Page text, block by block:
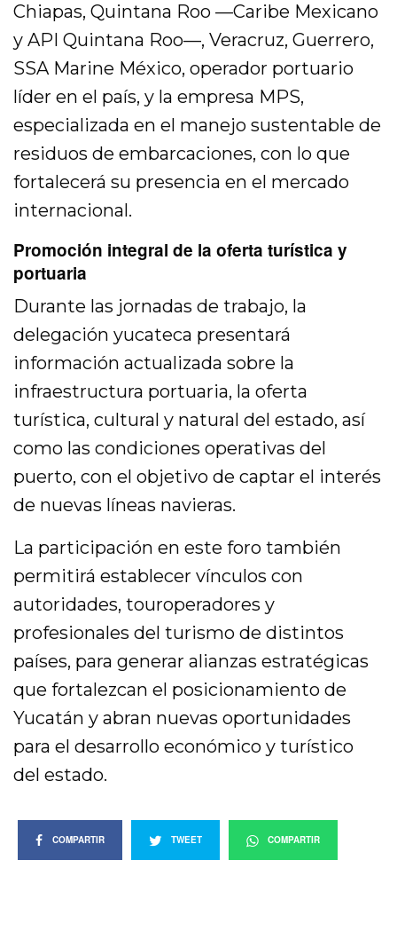
Chiapas, Quintana Roo —Caribe Mexicano
y API Quintana Roo—, Veracruz, Guerrero,
SSA Marine México, operador portuario
líder en el país, y la empresa MPS,
especializada en el manejo sustentable de
residuos de embarcaciones, con lo que
fortalecerá su presencia en el mercado
internacional.
Promoción integral de la oferta turística y
portuaria
Durante las jornadas de trabajo, la
delegación yucateca presentará
información actualizada sobre la
infraestructura portuaria, la oferta
turística, cultural y natural del estado, así
como las condiciones operativas del
puerto, con el objetivo de captar el interés
de nuevas líneas navieras.
La participación en este foro también
permitirá establecer vínculos con
autoridades, touroperadores y
profesionales del turismo de distintos
países, para generar alianzas estratégicas
que fortalezcan el posicionamiento de
Yucatán y abran nuevas oportunidades
para el desarrollo económico y turístico
del estado.
COMPARTIR TWEET COMPARTIR